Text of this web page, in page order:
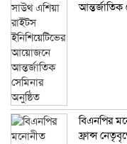
আন্তর্জাতিক
বিএনপির
ফ্রান্স